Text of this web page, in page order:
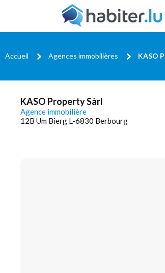
Accueil Agences immobilières KASO
KASO Property Sàrl
Agence immobilière
12B Um Bierg L-6830 Berbourg